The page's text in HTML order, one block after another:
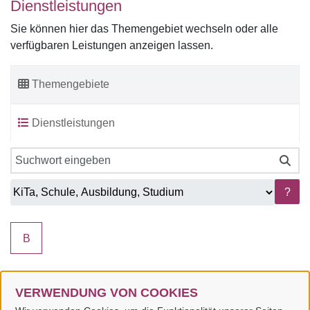
VERWENDUNG VON COOKIES
Dienstleistungen
Sie können hier das Themengebiet wechseln oder alle
verfügbaren Leistungen anzeigen lassen.
Themengebiete
Dienstleistungen
?
B
B